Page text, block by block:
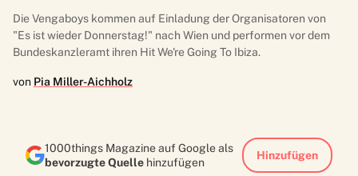
Die Vengaboys kommen auf Einladung der Organisatoren von
"Es ist wieder Donnerstag!" nach Wien und performen vor dem
Bundeskanzleramt ihren Hit We're Going To Ibiza.
von Pia Miller-Aichholz
1000things Magazine auf Google als
bevorzugte Quelle hinzufügen
Hinzufügen